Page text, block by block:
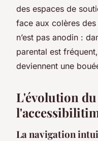
des espaces de
face aux colères
n’est pas anodin :
parental est
deviennent une
L'évolution
La navigation